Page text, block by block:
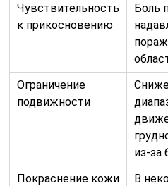
Чувствительность
к прикосновению
Боль
Ограничение
подвижности
из-за
Покраснение кожи
В